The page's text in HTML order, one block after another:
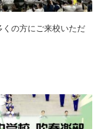
くの方にご来校いただ